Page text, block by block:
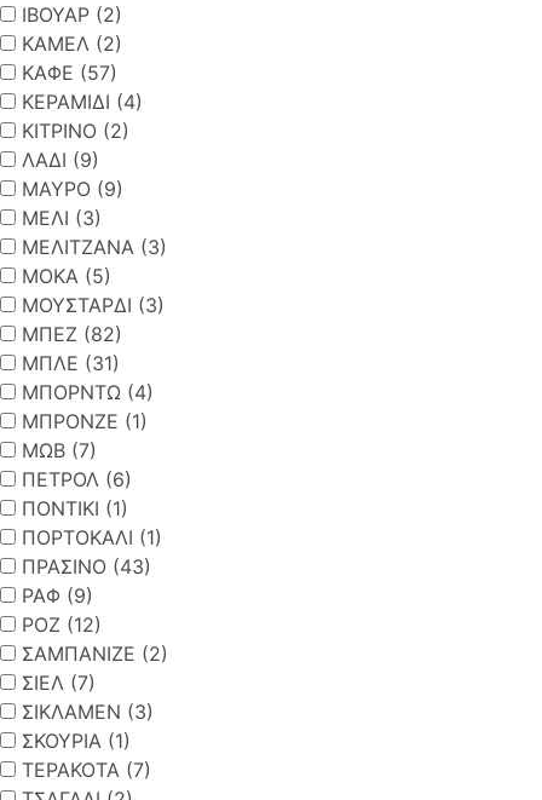
ΙΒΟΥΑΡ (2)
ΚΑΜΕΛ (2)
ΚΑΦΕ (57)
ΚΕΡΑΜΙΔΙ (4)
ΚΙΤΡΙΝΟ (2)
ΛΑΔΙ (9)
ΜΑΥΡΟ (9)
ΜΕΛΙ (3)
ΜΕΛΙΤΖΑΝΑ (3)
ΜΟΚΑ (5)
ΜΟΥΣΤΑΡΔΙ (3)
ΜΠΕΖ (82)
ΜΠΛΕ (31)
ΜΠΟΡΝΤΩ (4)
ΜΠΡΟΝΖΕ (1)
ΜΩΒ (7)
ΠΕΤΡΟΛ (6)
ΠΟΝΤΙΚΙ (1)
ΠΟΡΤΟΚΑΛΙ (1)
ΠΡΑΣΙΝΟ (43)
ΡΑΦ (9)
ΡΟΖ (12)
ΣΑΜΠΑΝΙΖΕ (2)
ΣΙΕΛ (7)
ΣΙΚΛΑΜΕΝ (3)
ΣΚΟΥΡΙΑ (1)
ΤΕΡΑΚΟΤΑ (7)